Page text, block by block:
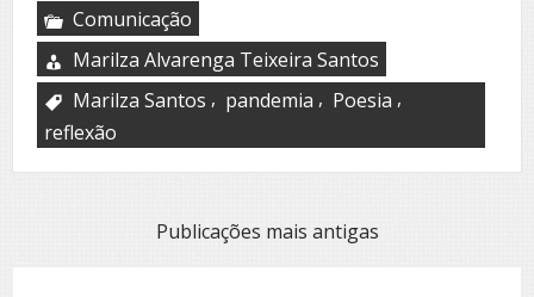
Comunicação
Marilza Alvarenga Teixeira Santos
Marilza Santos , pandemia , Poesia ,
reflexão
NavegaçãoPublicações mais antigas